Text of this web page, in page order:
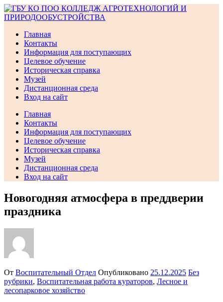
Перейти
к
Главная
Контакты
Информация для поступающих
Целевое обучение
Историческая справка
Музей
Дистанционная среда
Вход на сайт
Главная
Контакты
Информация для поступающих
Целевое обучение
Историческая справка
Музей
Дистанционная среда
Вход на сайт
Новогодняя атмосфера в преддверии
праздника
От Воспитательный Отдел Опубликовано 25.12.2025 Без
рубрики, Воспитательная работа кураторов, Лесное и
лесопарковое хозяйство